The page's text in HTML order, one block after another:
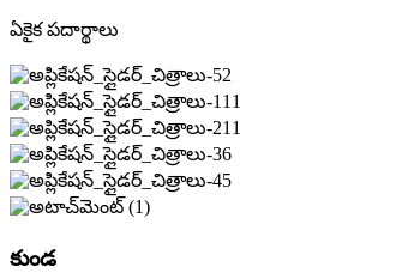
ఏకైక పదార్థాలు
కుండ